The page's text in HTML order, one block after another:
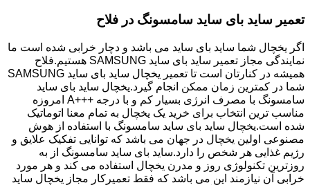
تعمیر ساید بای ساید سامسونگ در فلاح
اگر یخچال شما ساید بای ساید می باشد و دچار خرابی شده است ما
نمایندگی مجاز تعمیر ساید بای ساید SAMSUNG هستیم.فلاح
همیشه در کنارتان است تا تعمیر یخچال ساید بای ساید SAMSUNG
شما در کمترین زمان ممکن انجام گیرد.یخچال ساید بای ساید
سامسونگ با مصرف انرژی بسیار کم و با درجه +++A امروزه
مناسب ترین انتخاب برای خرید یک یخچال به تمام معنا اتوماتیک
شده است.یخچال ساید بای ساید سامسونگ با استفاده از هوش
مصنوعی اولین یخچال در جهان می باشد که توانایی تفکیک علایق و
رژیم غذایی هر شخص را دارد.ساید بای ساید سامسونگ از به
روزترین تکنولوژی روز و مدرن یخچال استفاده می کند و هر مورد
خرابی آن نیازمند این می باشد که فقط تعمیرکار مجاز یخچال ساید